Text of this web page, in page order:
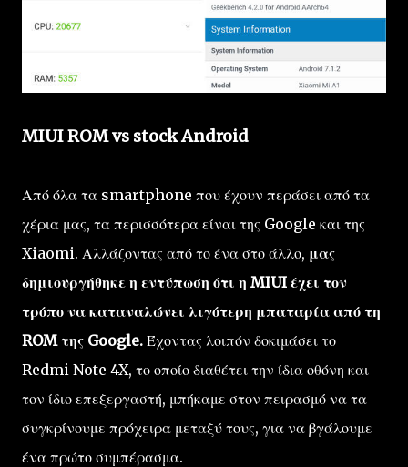
MIUI ROM vs stock Android
Από όλα τα smartphone που έχουν περάσει από τα
χέρια μας, τα περισσότερα είναι της Google και της
Xiaomi. Αλλάζοντας από το ένα στο άλλο, μας
δημιουργήθηκε η εντύπωση ότι η MIUI έχει τον
τρόπο να καταναλώνει λιγότερη μπαταρία από τη
ROM της Google. Έχοντας λοιπόν δοκιμάσει το
Redmi Note 4X, το οποίο διαθέτει την ίδια οθόνη και
τον ίδιο επεξεργαστή, μπήκαμε στον πειρασμό να τα
συγκρίνουμε πρόχειρα μεταξύ τους, για να βγάλουμε
ένα πρώτο συμπέρασμα.